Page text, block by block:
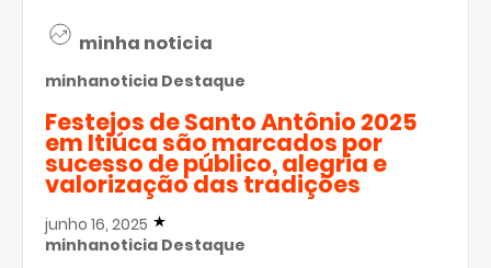
minha noticia
minhanoticia Destaque
Festejos de Santo Antônio 2025
em Itiúca são marcados por
sucesso de público, alegria e
valorização das tradições
junho 16, 2025
minhanoticia Destaque